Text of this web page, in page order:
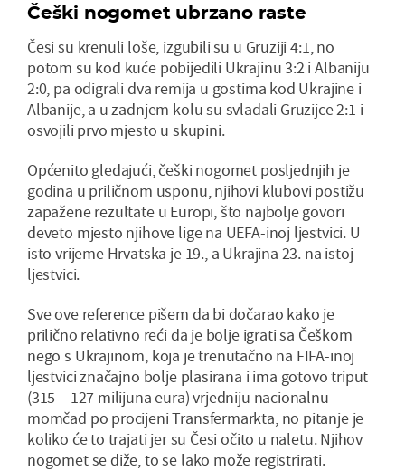
Češki nogomet ubrzano raste
Česi su krenuli loše, izgubili su u Gruziji 4:1, no
potom su kod kuće pobijedili Ukrajinu 3:2 i Albaniju
2:0, pa odigrali dva remija u gostima kod Ukrajine i
Albanije, a u zadnjem kolu su svladali Gruzijce 2:1 i
osvojili prvo mjesto u skupini.
Općenito gledajući, češki nogomet posljednjih je
godina u priličnom usponu, njihovi klubovi postižu
zapažene rezultate u Europi, što najbolje govori
deveto mjesto njihove lige na UEFA-inoj ljestvici. U
isto vrijeme Hrvatska je 19., a Ukrajina 23. na istoj
ljestvici.
Sve ove reference pišem da bi dočarao kako je
prilično relativno reći da je bolje igrati sa Češkom
nego s Ukrajinom, koja je trenutačno na FIFA-inoj
ljestvici značajno bolje plasirana i ima gotovo triput
(315 – 127 milijuna eura) vrjedniju nacionalnu
momčad po procijeni Transfermarkta, no pitanje je
koliko će to trajati jer su Česi očito u naletu. Njihov
nogomet se diže, to se lako može registrirati.